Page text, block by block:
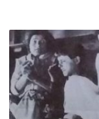
كوميدي من
النجم المحبوب
أوس أوس”.
ونور، وإخراج